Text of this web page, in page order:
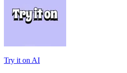
Try it on AI